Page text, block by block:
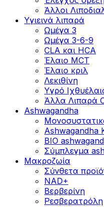
Άλλοι
Υγιεινά λιπαρά
Ωμέγα 3
Ωμέγα 3-6-9
CLA και HCA
Έλαιο MCT
Έλαιο κριλ
Λεκιθίνη
Υγρό
Άλλα Λιπαρά
Ashwagandha
Ashwagandha
BIO
Σύμπλεγμα
Μακροζωία
Σύνθετα
NAD+
Βερβερίνη
Ρεσβερατρόλη